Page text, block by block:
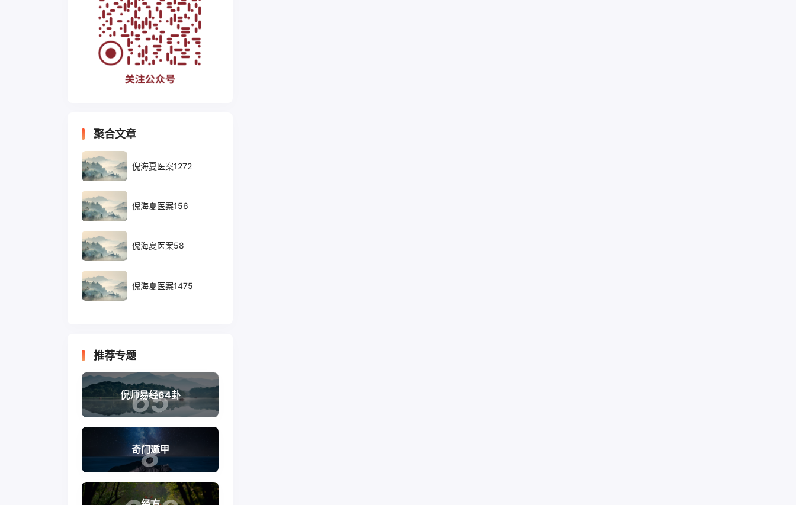
聚合文章
倪海夏医案1272
倪海夏医案156
倪海夏医案58
倪海夏医案1475
推荐专题
65
倪师易经64卦
8
奇门遁甲